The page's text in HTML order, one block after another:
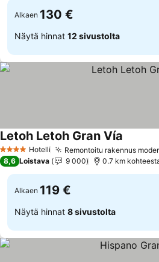
Alkaen 130 €
Näytä hinnat 12 sivustolta
4 Tähtiluokitus
Hotelli Remontoitu rakennus
Letoh Letoh Gran Vía
8,6 Loistava 9 000 0.7 km
Alkaen 119 €
Näytä hinnat 8 sivustolta